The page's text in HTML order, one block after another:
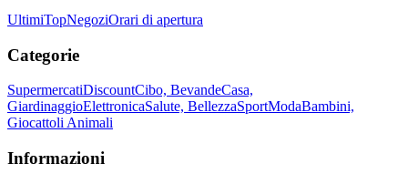
UltimiTopNegoziOrari di apertura
Categorie
SupermercatiDiscountCibo, BevandeCasa,
GiardinaggioElettronicaSalute, BellezzaSportModaBambini,
GiocattoliAnimali
Informazioni